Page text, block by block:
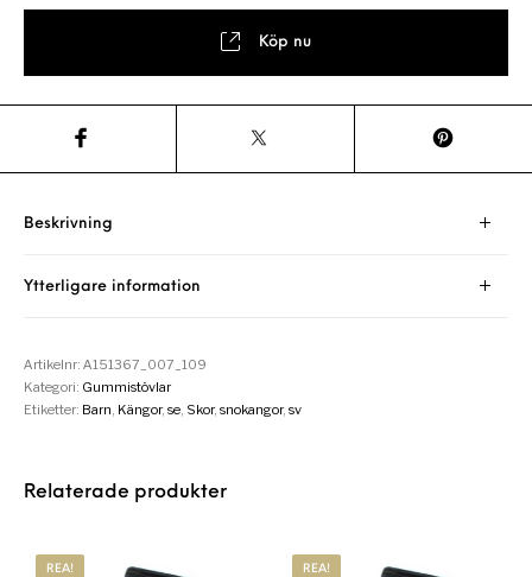
Köp nu
Beskrivning
Ytterligare information
Artikelnr:A151367_007_109
Kategori: Gummistövlar
Etiketter: Barn Kängor,se Skor,snokangor,sv
Relaterade produkter
REA! REA!